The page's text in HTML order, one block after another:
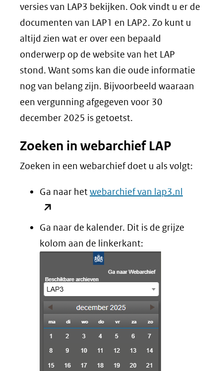
in
nieuw
venster)
(verwijst
naar
een
andere
versies van LAP3 bekijken. Ook vindt u er de
documenten van LAP1 en LAP2. Zo kunt u
altijd zien wat er over een bepaald
onderwerp op de website van het LAP
stond. Want soms kan die oude informatie
nog van belang zijn. Bijvoorbeeld waaraan
een vergunning afgegeven voor 30
december 2025 is getoetst.
Zoeken in webarchief LAP
Zoeken in een webarchief doet u als volgt:
Ga naar hetwebarchief van lap3.nl
nieuw
Ga naar de kalender. Dit is de grijze
kolom aan de linkerkant: